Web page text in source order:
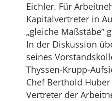
Eichler. Für
Kapitalvertreter in
„gleiche Maßstäbe“
In der Diskussion
seines
Thyssen-Krupp-
Chef Berthold
Vertreter der